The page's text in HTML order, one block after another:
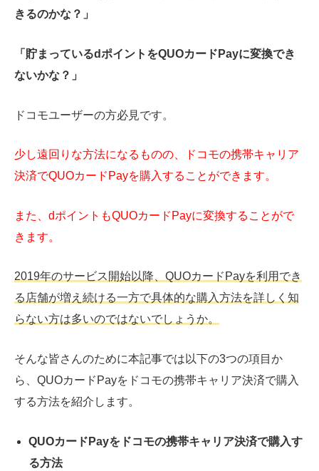
きるのかな？」
「貯まっているdポイントをQUOカードPayに変換でき
ないかな？」
ドコモユーザーの方必見です。
少し遠回りな方法になるものの、ドコモの携帯キャリア
決済でQUOカードPayを購入することができます。
また、dポイントもQUOカードPayに変換することがで
きます。
2019年のサービス開始以降、QUOカードPayを利用でき
る店舗が増え続ける一方で具体的な購入方法を詳しく知
らない方は多いのではないでしょうか。
そんな皆さんのために本記事では以下の3つの項目か
ら、QUOカードPayをドコモの携帯キャリア決済で購入
する方法を紹介します。
QUOカードPayをドコモの携帯キャリア決済で購入す
る方法